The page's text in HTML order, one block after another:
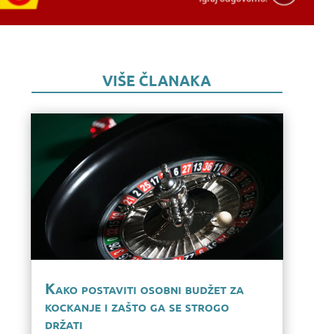
VIŠE ČLANAKA
Kako postaviti osobni budžet za
kockanje i zašto ga se strogo
držati